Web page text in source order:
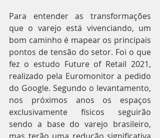
Para entender as transformações
que o varejo está vivenciando, um
bom caminho é mapear os principais
pontos de tensão do setor. Foi o que
fez o estudo Future of Retail 2021,
realizado pela Euromonitor a pedido
do Google. Segundo o levantamento,
nos próximos anos os espaços
exclusivamente físicos seguirão
sendo a base do varejo brasileiro,